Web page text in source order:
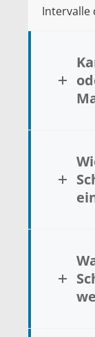
Intervalle